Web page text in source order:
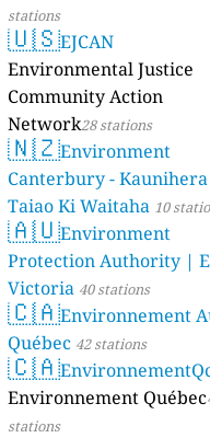
stations
🇺🇸EJCAN
Environmental Justice
Community Action
Network28 stations
🇳🇿Environment
Canterbury - Kaunihera
Taiao Ki Waitaha 10
🇦🇺Environment
Protection Authority |
Victoria 40 stations
🇨🇦Environnement
Québec 42 stations
🇨🇦
Environnement Québec
stations